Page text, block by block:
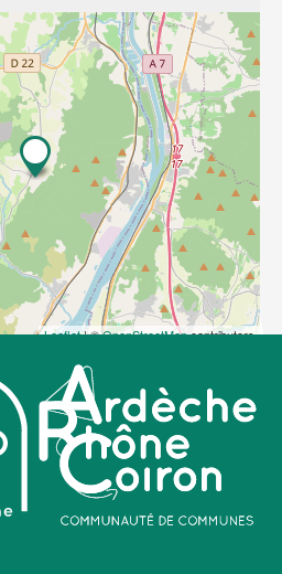
Leaflet| ©OpenStreetMapcontributors